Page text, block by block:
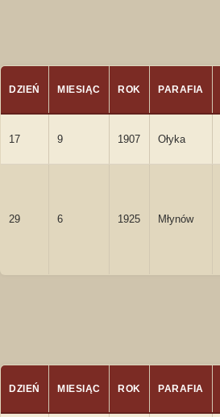
DZIEŃ MIESIĄC ROK PARAFIA
17 9 1907 Ołyka
29 6 1925 Młynów
DZIEŃ MIESIĄC ROK PARAFIA